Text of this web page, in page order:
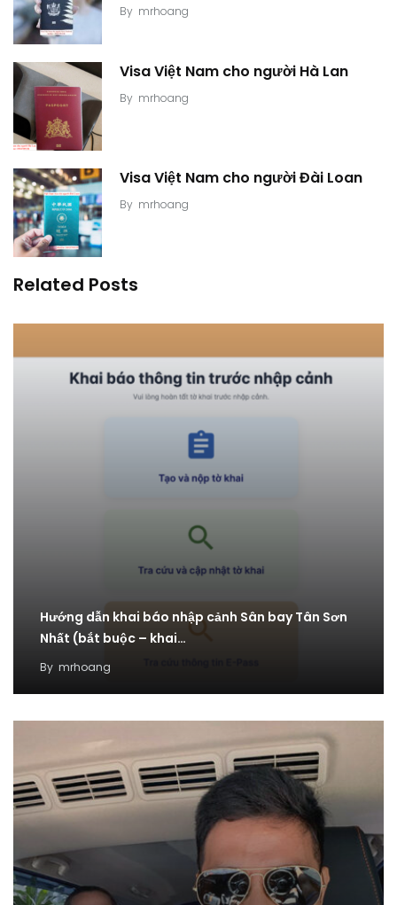
By mrhoang
Visa Việt Nam cho người Hà Lan
By mrhoang
Visa Việt Nam cho người Đài Loan
By mrhoang
Related Posts
Hướng dẫn khai báo nhập cảnh Sân bay Tân Sơn
Nhất (bắt buộc – khai…
By mrhoang